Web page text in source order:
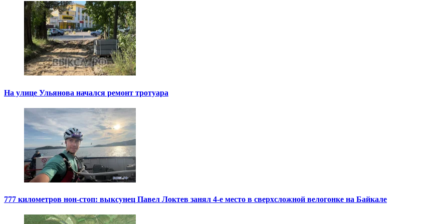
На улице Ульянова начался ремонт тротуара
777 километров нон-стоп: выксунец Павел Локтев занял 4-е место в сверхсложной велогонке на Байкале